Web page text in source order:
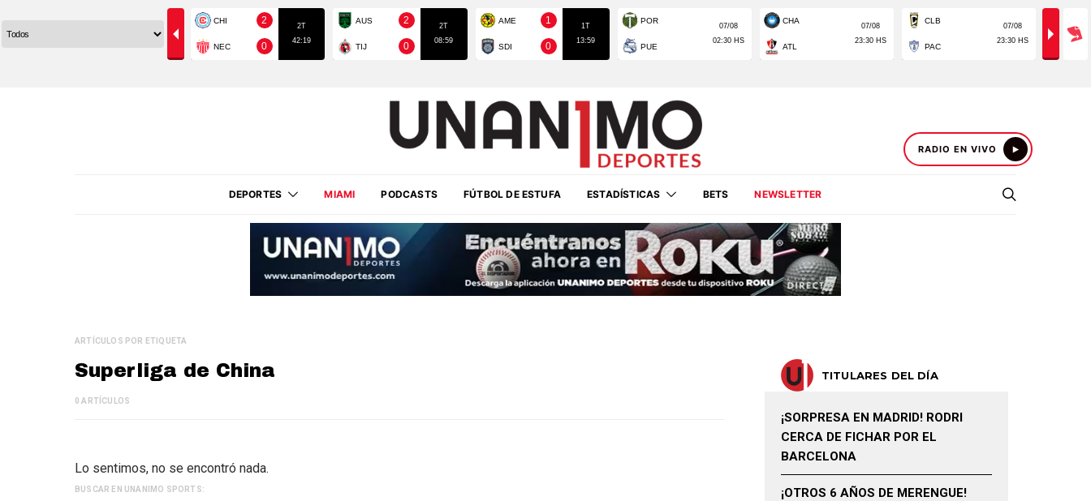
RADIO EN VIVO
DEPORTES MIAMI PODCASTS FÚTBOL DE ESTUFA ESTADÍSTICAS BETS NEWSLETTER
ARTÍCULOS POR ETIQUETA
Superliga de China
0 ARTÍCULOS
Lo sentimos, no se encontró nada.
BUSCAR EN UNANIMO SPORTS:
TITULARES DEL DÍA
¡SORPRESA EN MADRID! RODRI
CERCA DE FICHAR POR EL
BARCELONA
¡OTROS 6 AÑOS DE MERENGUE!